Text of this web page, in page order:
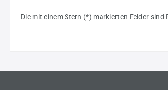
Die mit einem Stern (*) markierten Felder sind